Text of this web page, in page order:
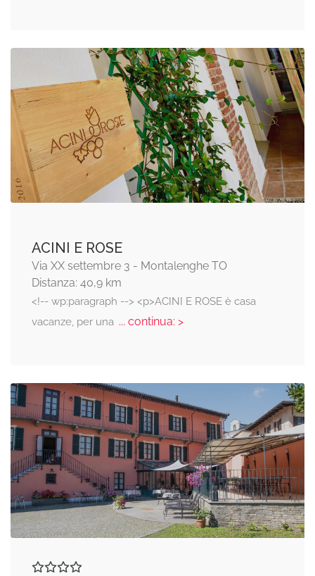
ACINI E ROSE
Via XX settembre 3 - Montalenghe TO
Distanza: 40,9 km
<!-- wp:paragraph --> <p>ACINI E ROSE è casa
vacanze, per una ... continua: >